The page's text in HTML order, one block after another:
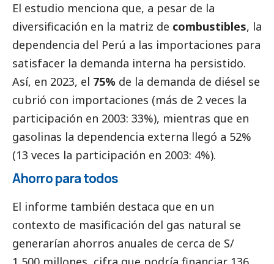
El estudio menciona que, a pesar de la
diversificación en la matriz de combustibles, la
dependencia del Perú a las importaciones para
satisfacer la demanda interna ha persistido.
Así, en 2023, el 75% de la demanda de diésel se
cubrió con importaciones (más de 2 veces la
participación en 2003: 33%), mientras que en
gasolinas la dependencia externa llegó a 52%
(13 veces la participación en 2003: 4%).
Ahorro para todos
El informe también destaca que en un
contexto de masificación del gas natural se
generarían ahorros anuales de cerca de S/